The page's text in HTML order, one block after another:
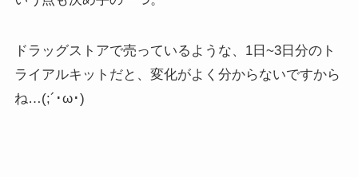
ドラッグストアで売っているような、1日~3日分のト
ライアルキットだと、変化がよく分からないですから
ね…(;´･ω･)